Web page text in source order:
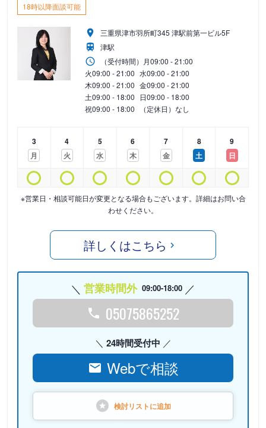
18時以降面談可能
三重県津市羽所町345 津駅前第一ビル5F
津駅
（受付時間） 月09:00 - 21:00
火09:00 - 21:00 水09:00 - 21:00
木09:00 - 21:00 金09:00 - 21:00
土09:00 - 18:00 日09:00 - 18:00
祝09:00 - 18:00 （定休日）なし
3
月
4
火
5
水
6
木
7
金
8
土
9
日
※営業日・相談可能日が変更となる場合もございます。詳細はお問い合
わせください。
詳しくはこちら
営業時間外 09:00-18:00
05075865252
24時間受付中
Webで相談
検討リストに追加